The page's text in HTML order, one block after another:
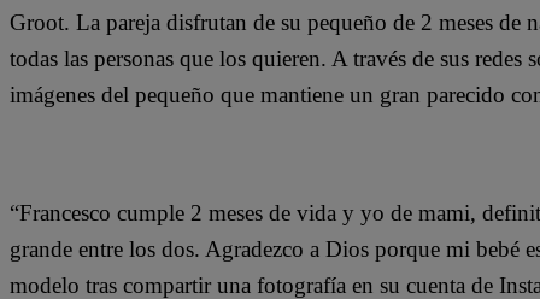
Groot. La pareja disfrutan de su pequeño de 2 meses
todas las personas que los quieren. A través de sus
imágenes del pequeño que mantiene un gran parecido
“Francesco cumple 2 meses de vida y yo de mami,
grande entre los dos. Agradezco a Dios porque mi bebé
modelo tras compartir una fotografía en su cuenta de